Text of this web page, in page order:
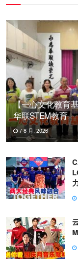
【一心文化教育
华联STEM教育
7 8 月, 2026